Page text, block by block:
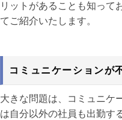
リットがあることも知って
てご紹介いたします。
コミュニケーションが
大きな問題は、コミュニケ
は自分以外の社員も出勤す